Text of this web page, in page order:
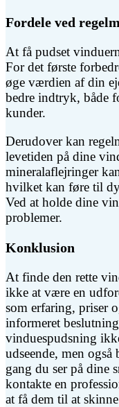
Fordele ved
At få pudset
For det første
øge værdien af din
bedre indtryk, både
kunder.
Derudover kan
levetiden på dine
mineralaflejringer
hvilket kan føre til
Ved at holde dine
problemer.
Konklusion
At finde den rette
ikke at være en
som erfaring, priser
informeret
vinduespudsning
udseende, men
gang du ser på dine
kontakte en
at få dem til at